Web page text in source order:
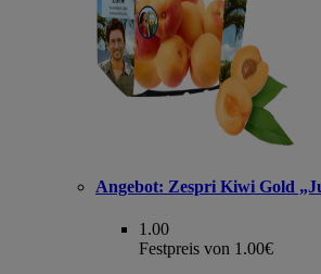
Angebot: Zespri Kiwi Gold
1.00
Festpreis von 1.00€